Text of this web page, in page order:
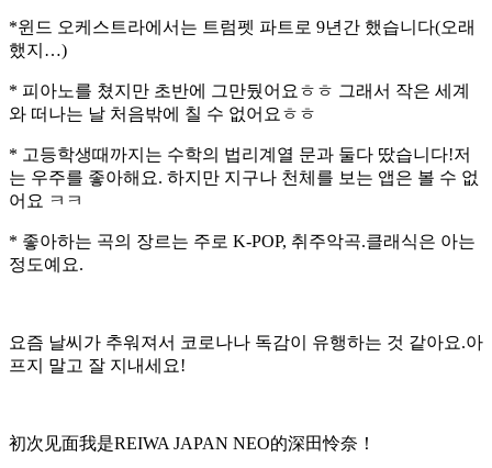
*윈드 오케스트라에서는 트럼펫 파트로 9년간 했습니다(오래
했지…)
* 피아노를 쳤지만 초반에 그만뒀어요ㅎㅎ 그래서 작은 세계
와 떠나는 날 처음밖에 칠 수 없어요ㅎㅎ
* 고등학생때까지는 수학의 법리계열 문과 둘다 땄습니다!저
는 우주를 좋아해요. 하지만 지구나 천체를 보는 앱은 볼 수 없
어요 ㅋㅋ
* 좋아하는 곡의 장르는 주로 K-POP, 취주악곡.클래식은 아는
정도예요.
요즘 날씨가 추워져서 코로나나 독감이 유행하는 것 같아요.아
프지 말고 잘 지내세요!
初次见面我是REIWA JAPAN NEO的深田怜奈！